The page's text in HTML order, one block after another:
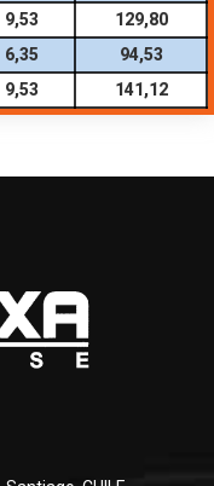
9,53
129,80
6,35
94,53
9,53 141,12